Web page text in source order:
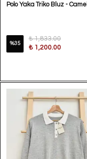
Polo Yaka Triko Bluz - Camel
%35
₺ 1,833.00
₺ 1,200.00